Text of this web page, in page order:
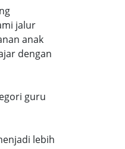
jalur
anak
dengan
guru
lebih